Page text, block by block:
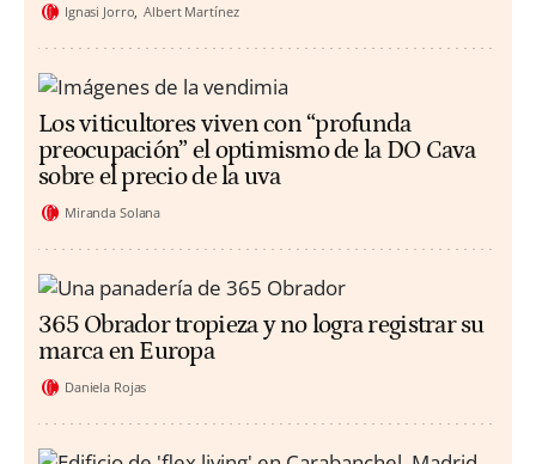
Ignasi Jorro Albert Martínez
Los viticultores viven con “profunda
preocupación” el optimismo de la DO Cava
sobre el precio de la uva
Miranda Solana
365 Obrador tropieza y no logra registrar su
marca en Europa
Daniela Rojas